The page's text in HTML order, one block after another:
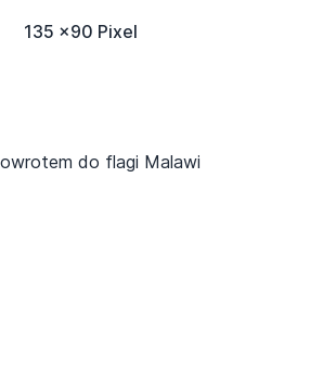
135 x90 Pixel
do flagi Malawi